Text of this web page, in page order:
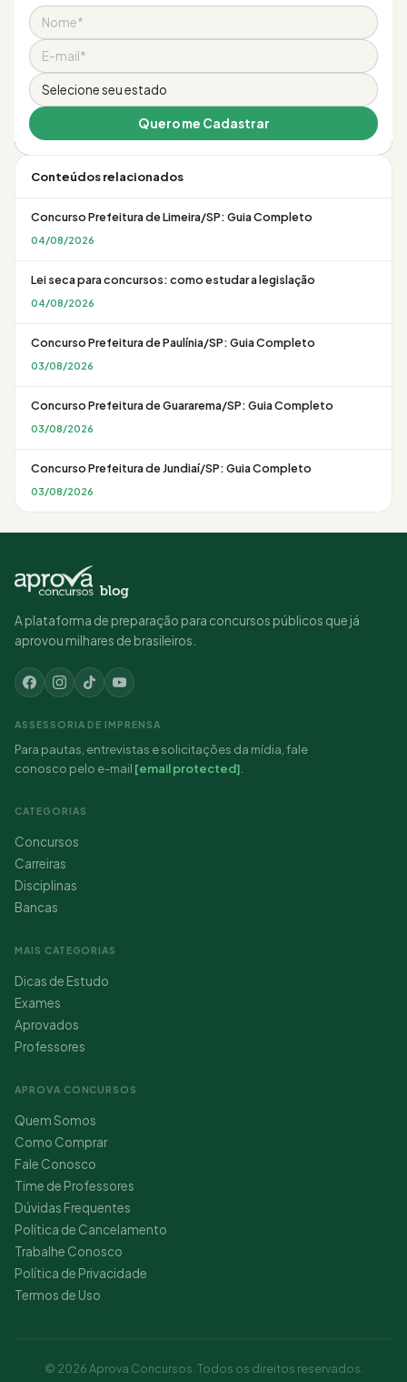
Nome
Email
Estado
Quero me Cadastrar
Conteúdos relacionados
Concurso Prefeitura de Limeira/SP: Guia Completo
04/08/2026
Lei seca para concursos: como estudar a legislação
04/08/2026
Concurso Prefeitura de Paulínia/SP: Guia Completo
03/08/2026
Concurso Prefeitura de Guararema/SP: Guia Completo
03/08/2026
Concurso Prefeitura de Jundiaí/SP: Guia Completo
03/08/2026
A plataforma de preparação para concursos públicos que já
aprovou milhares de brasileiros.
ASSESSORIA DE IMPRENSA
Para pautas, entrevistas e solicitações da mídia, fale
conosco pelo e-mail [email protected].
CATEGORIAS
Concursos
Carreiras
Disciplinas
Bancas
MAIS CATEGORIAS
Dicas de Estudo
Exames
Aprovados
Professores
APROVA CONCURSOS
Quem Somos
Como Comprar
Fale Conosco
Time de Professores
Dúvidas Frequentes
Política de Cancelamento
Trabalhe Conosco
Política de Privacidade
Termos de Uso
© 2026 Aprova Concursos. Todos os direitos reservados.